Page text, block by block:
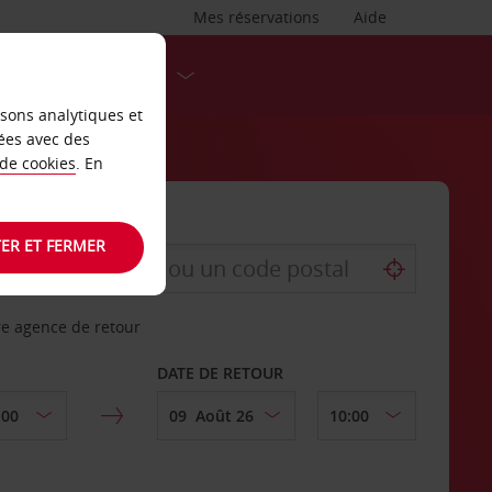
Aide
Mes réservations
agence de retour
DATE DE RETOUR
analytiques et
avec des
cookies. En
ET FERMER